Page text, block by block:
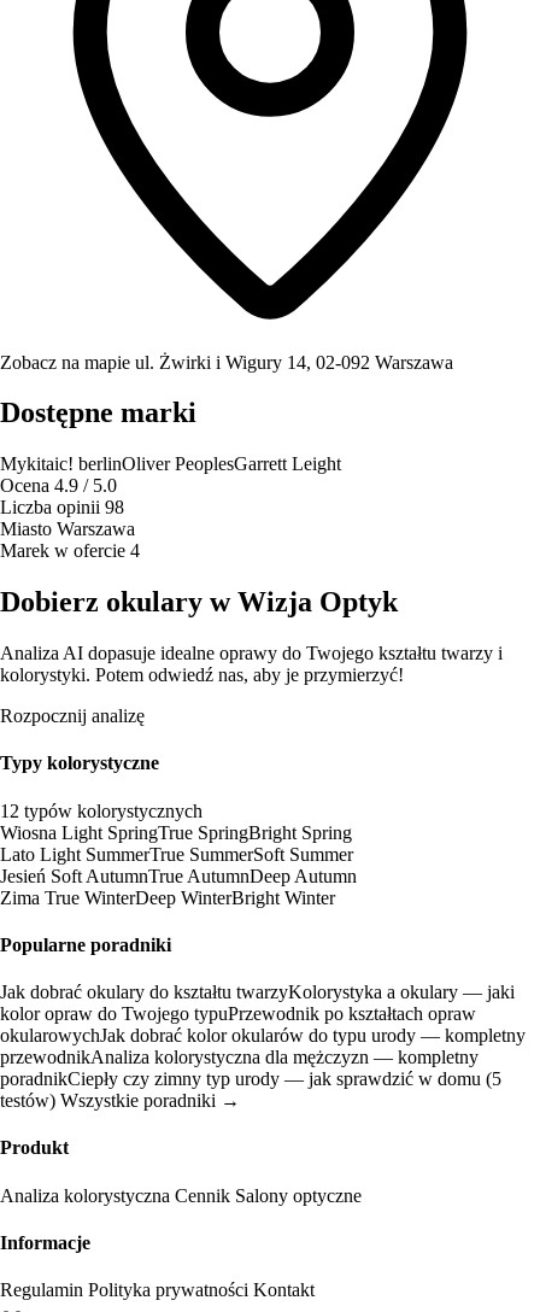
Zobacz na mapie ul. Żwirki i Wigury 14, 02-092 Warszawa
Dostępne marki
Mykitaic! berlinOliver PeoplesGarrett Leight
Ocena 4.9 / 5.0
Liczba opinii 98
Miasto Warszawa
Marek w ofercie 4
Dobierz okulary w Wizja Optyk
Analiza AI dopasuje idealne oprawy do Twojego kształtu twarzy i
kolorystyki. Potem odwiedź nas, aby je przymierzyć!
Rozpocznij analizę
Typy kolorystyczne
12 typów kolorystycznych
Wiosna Light SpringTrue SpringBright Spring
Lato Light SummerTrue SummerSoft Summer
Jesień Soft AutumnTrue AutumnDeep Autumn
Zima True WinterDeep WinterBright Winter
Popularne poradniki
Jak dobrać okulary do kształtu twarzyKolorystyka a okulary — jaki
kolor opraw do Twojego typuPrzewodnik po kształtach opraw
okularowychJak dobrać kolor okularów do typu urody — kompletny
przewodnikAnaliza kolorystyczna dla mężczyzn — kompletny
poradnikCiepły czy zimny typ urody — jak sprawdzić w domu (5
testów) Wszystkie poradniki →
Produkt
Analiza kolorystyczna Cennik Salony optyczne
Informacje
Regulamin Polityka prywatności Kontakt